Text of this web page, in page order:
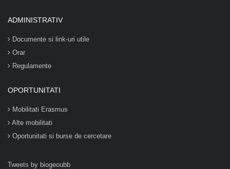
ADMINISTRATIV
Documente si link-uri utile
Orar
Regulamente
OPORTUNITATI
Mobilitati Erasmus
Alte mobilitati
Oportunitati si burse de cercetare
Tweets by biogeoubb